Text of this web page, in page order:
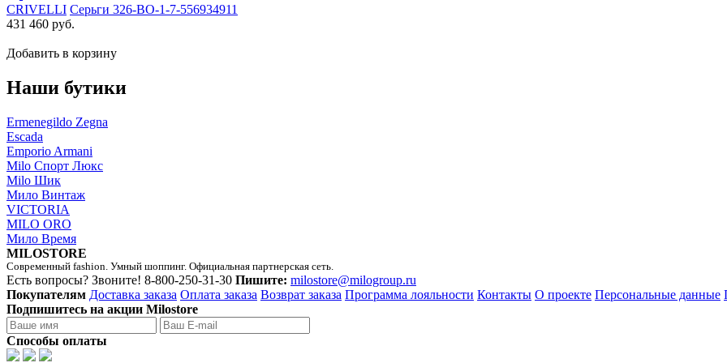
CRIVELLI Серьги 326-BO-1-7-556934911
431 460 руб.
Добавить в корзину
Наши бутики
Ermenegildo Zegna
Escada
Emporio Armani
Milo Спорт Люкс
Milo Шик
Мило Винтаж
VICTORIA
MILO ORO
Мило Время
MILOSTORE
Современный fashion. Умный шоппинг. Официальная партнерская сеть.
Есть вопросы? Звоните! 8-800-250-31-30 Пишите: milostore@milogroup.ru
Покупателям Доставка заказа Оплата заказа Возврат заказа Программа лояльности Контакты О проекте Персональные данные
Подпишитесь на акции Milostore
Способы оплаты